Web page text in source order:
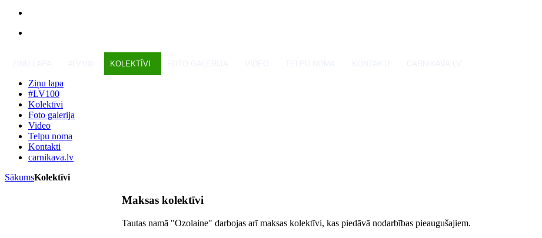
KOLEKTĪVI
Ziņu lapa
#LV100
Kolektīvi
Foto galerija
Video
Telpu noma
Kontakti
carnikava.lv
SākumsKolektīvi
Maksas kolektīvi
Tautas namā "Ozolaine" darbojas arī maksas kolektīvi, kas piedāvā nodarbības pieaugušajiem.